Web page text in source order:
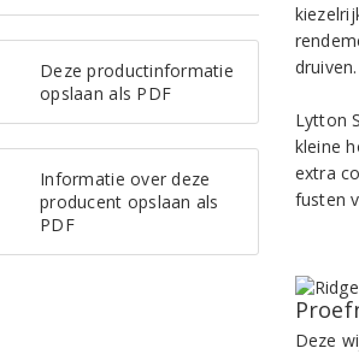
Deze productinformatie
opslaan als PDF
Informatie over deze
producent opslaan als
PDF
druiven.
Lytton
kleine
extra
fusten
Deze